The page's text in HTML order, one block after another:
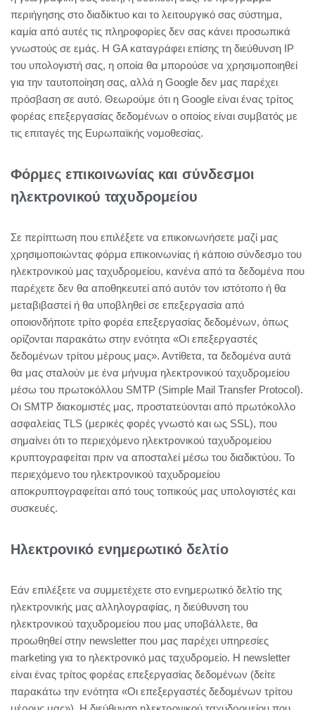
περιήγησης στο διαδίκτυο και το λειτουργικό σας σύστημα,
καμία από αυτές τις πληροφορίες δεν σας κάνει προσωπικά
γνωστούς σε εμάς. Η GA καταγράφει επίσης τη διεύθυνση IP
του υπολογιστή σας, η οποία θα μπορούσε να χρησιμοποιηθεί
για την ταυτοποίηση σας, αλλά η Google δεν μας παρέχει
πρόσβαση σε αυτό. Θεωρούμε ότι η Google είναι ένας τρίτος
φορέας επεξεργασίας δεδομένων ο οποίος είναι συμβατός με
τις επιταγές της Ευρωπαϊκής νομοθεσίας.
Φόρμες επικοινωνίας και σύνδεσμοι
ηλεκτρονικού ταχυδρομείου
Σε περίπτωση που επιλέξετε να επικοινωνήσετε μαζί μας
χρησιμοποιώντας φόρμα επικοινωνίας ή κάποιο σύνδεσμο του
ηλεκτρονικού μας ταχυδρομείου, κανένα από τα δεδομένα που
παρέχετε δεν θα αποθηκευτεί από αυτόν τον ιστότοπο ή θα
μεταβιβαστεί ή θα υποβληθεί σε επεξεργασία από
οποιονδήποτε τρίτο φορέα επεξεργασίας δεδομένων, όπως
ορίζονται παρακάτω στην ενότητα «Οι επεξεργαστές
δεδομένων τρίτου μέρους μας». Αντίθετα, τα δεδομένα αυτά
θα μας σταλούν με ένα μήνυμα ηλεκτρονικού ταχυδρομείου
μέσω του πρωτοκόλλου SMTP (Simple Mail Transfer Protocol).
Οι SMTP διακομιστές μας, προστατεύονται από πρωτόκολλο
ασφαλείας TLS (μερικές φορές γνωστό και ως SSL), που
σημαίνει ότι το περιεχόμενο ηλεκτρονικού ταχυδρομείου
κρυπτογραφείται πριν να αποσταλεί μέσω του διαδικτύου. Το
περιεχόμενο του ηλεκτρονικού ταχυδρομείου
αποκρυπτογραφείται από τους τοπικούς μας υπολογιστές και
συσκευές.
Ηλεκτρονικό ενημερωτικό δελτίο
Εάν επιλέξετε να συμμετέχετε στο ενημερωτικό δελτίο της
ηλεκτρονικής μας αλληλογραφίας, η διεύθυνση του
ηλεκτρονικού ταχυδρομείου που μας υποβάλλετε, θα
προωθηθεί στην newsletter που μας παρέχει υπηρεσίες
marketing για το ηλεκτρονικό μας ταχυδρομείο. Η newsletter
είναι ένας τρίτος φορέας επεξεργασίας δεδομένων (δείτε
παρακάτω την ενότητα «Οι επεξεργαστές δεδομένων τρίτου